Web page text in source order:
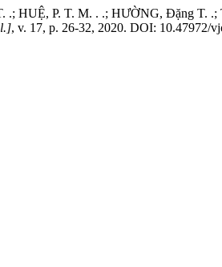
P. T. M. . .; HƯỜNG, Đặng T. .;
, v. 17, p. 26-32, 2020. DOI: 10.47972/